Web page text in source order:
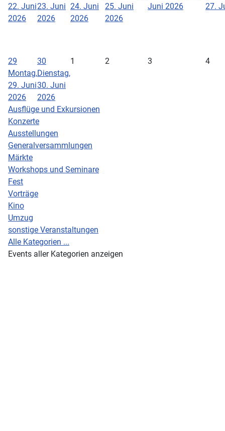
22. Juni
2026
23. Juni
2026
24. Juni
2026
25. Juni
2026
Juni 2026
27.
29
Montag,
29. Juni
2026
30
Dienstag,
30. Juni
2026
1 2 3 4
Ausflüge und Exkursionen
Konzerte
Ausstellungen
Generalversammlungen
Märkte
Workshops und Seminare
Fest
Vorträge
Kino
Umzug
sonstige Veranstaltungen
Alle Kategorien ...
Events aller Kategorien anzeigen